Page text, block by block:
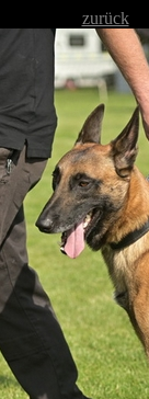
zurück